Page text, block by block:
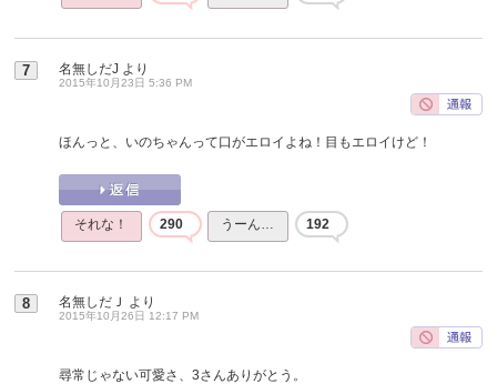
7 名無しだJ より
2015年10月23日 5:36 PM
ほんっと、いのちゃんって口がエロイよね！目もエロイけど！
それな！ 290 うーん… 192
8 名無しだＪ より
2015年10月26日 12:17 PM
尋常じゃない可愛さ、3さんありがとう。